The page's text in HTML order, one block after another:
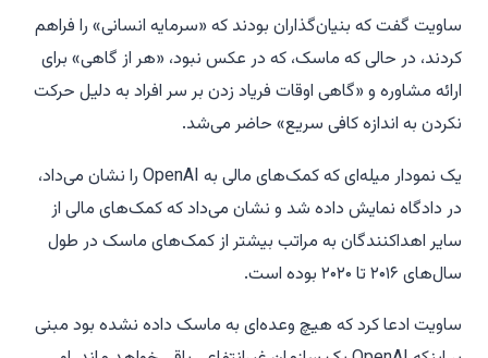
ساویت گفت که بنیان‌گذاران بودند که «سرمایه انسانی» را فراهم
کردند، در حالی که ماسک، که در عکس نبود، «هر از گاهی» برای
ارائه مشاوره و «گاهی اوقات فریاد زدن بر سر افراد به دلیل حرکت
نکردن به اندازه کافی سریع» حاضر می‌شد.
یک نمودار میله‌ای که کمک‌های مالی به OpenAI را نشان می‌داد،
در دادگاه نمایش داده شد و نشان می‌داد که کمک‌های مالی از
سایر اهداکنندگان به مراتب بیشتر از کمک‌های ماسک در طول
سال‌های ۲۰۱۶ تا ۲۰۲۰ بوده است.
ساویت ادعا کرد که هیچ وعده‌ای به ماسک داده نشده بود مبنی